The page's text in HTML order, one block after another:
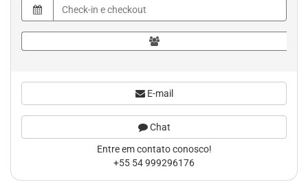
E-mail
Chat
Entre em contato conosco!
+55 54 999296176